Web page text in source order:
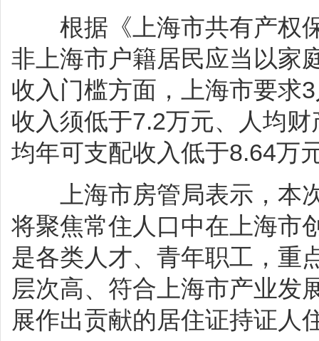
根据《上海市共有产权
非上海市户籍居民应当以家
收入门槛方面，上海市要求
收入须低于7.2万元、人均
均年可支配收入低于8.64万
上海市房管局表示，本
将聚焦常住人口中在上海市
是各类人才、青年职工，重
层次高、符合上海市产业发
展作出贡献的居住证持证人